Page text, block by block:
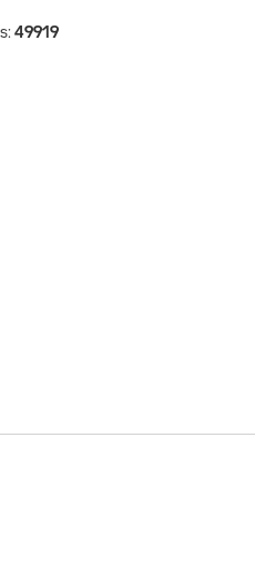
49919